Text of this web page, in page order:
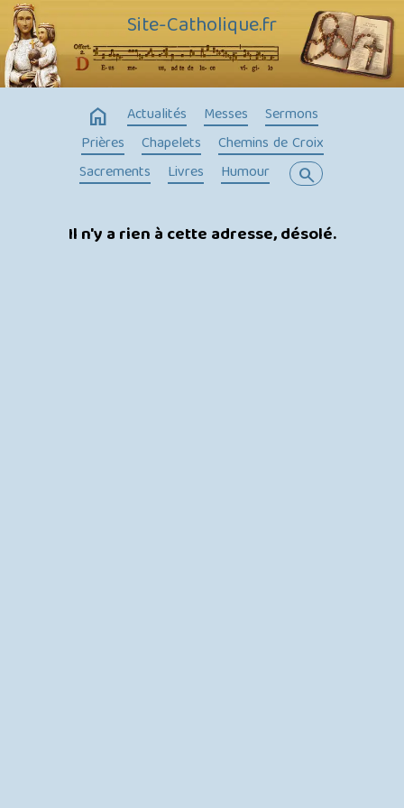
Site-Catholique.fr
home Actualités Messes
Sermons
Prières
Chapelets
Chemins de Croix
Sacrements
Livres Humour search
Il n'y a rien à cette adresse, désolé.